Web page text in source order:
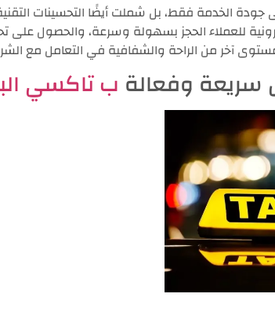
جودة الخدمة فقط، بل شملت أيضًا التحسينات
للعملاء الحجز بسهولة وسرعة، والحصول على
آخر من الراحة والشفافية في التعامل مع
وفعالة ب تاكسي